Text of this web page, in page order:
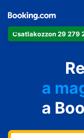
Csatlakozzon 29 279
az
a
a
a
a